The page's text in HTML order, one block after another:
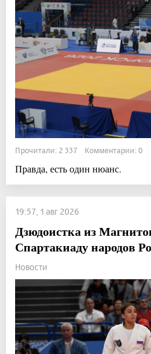
Прочитали: 2 337 Комментарии: 0
Правда, есть один нюанс.
19:57, 1 авг 2026
Дзюдоистка из
Спартакиаду народов
Новости